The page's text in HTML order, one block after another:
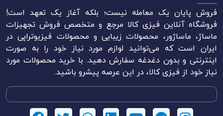
فروش پایان یک معامله نیست؛ بلکه آغاز یک تعهد است!
فروشگاه آنلاین فیزی کالا مرجع و متخصص فروش تجهیزات
ماساژ، ماساژور، محصولات زیبایی و محصولات فیزیوتراپی در
ایران است که می‌توانید لوازم مورد نیاز خود را به صورت
اینترنتی و بدون دغدغه سفارش دهید. با خرید محصولات مورد
نیاز خود از فیزی کالا، در این عرصه پیشرو باشید.